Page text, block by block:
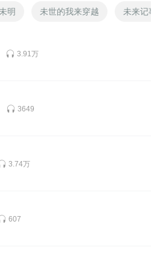
明 未世的我来穿越 未来记事
3.91万
3649
3.74万
607